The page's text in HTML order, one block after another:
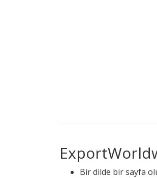
Bir dilde bir sayfa